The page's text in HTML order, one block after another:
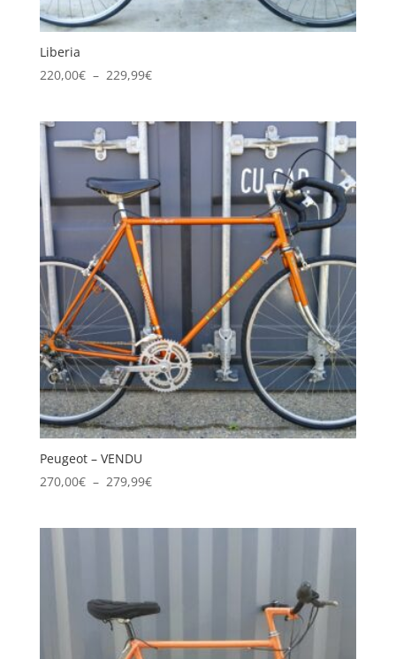
Liberia
220,00€ – 229,99€Plage
229,99€
Peugeot – VENDU
270,00€ – 279,99€Plage